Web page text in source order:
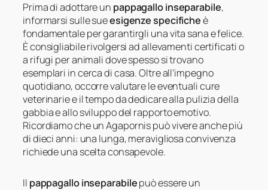
Prima di adottare un pappagallo inseparabile,
informarsi sulle sueesigenze specificheè
fondamentale per garantirgli una vita sana e felice.
È consigliabile rivolgersi ad allevamenti certificati o
a rifugi per animali dove spesso si trovano
esemplari in cerca di casa. Oltre all’impegno
quotidiano, occorre valutare le eventuali cure
veterinarie e il tempo da dedicare alla pulizia della
gabbia e allo sviluppo del rapporto emotivo.
Ricordiamo che un Agapornis può vivere anche più
di dieci anni: una lunga, meravigliosa convivenza
richiede una scelta consapevole.
Il pappagallo inseparabilepuò essere un